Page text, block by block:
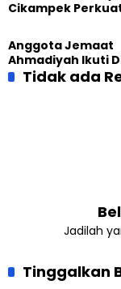
Cikampek
Gabungan
Anggota Jemaat
Ahmadiyah Ikuti
Pluralisme di
Tidak ada
Jadilah
Tinggalkan